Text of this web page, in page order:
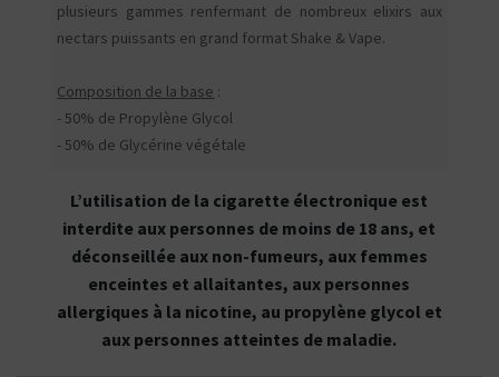
plusieurs gammes renfermant de nombreux elixirs aux
nectars puissants en grand format Shake & Vape.
Composition de la base :
- 50% de Propylène Glycol
- 50% de Glycérine végétale
L’utilisation de la cigarette électronique est
interdite aux personnes de moins de 18 ans, et
déconseillée aux non-fumeurs, aux femmes
enceintes et allaitantes, aux personnes
allergiques à la nicotine, au propylène glycol et
aux personnes atteintes de maladie.